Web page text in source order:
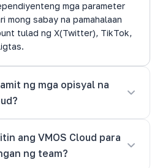
mga parameter
mong sabay na pamahalaan
tulad ng X(Twitter), TikTok,
ng mga opisyal na
ang VMOS Cloud para
ng team?